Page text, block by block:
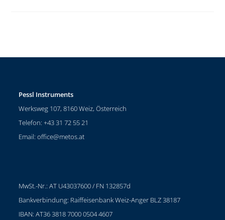
Pessl Instruments
Werksweg 107, 8160 Weiz, Österreich
Telefon: +43 31 72 55 21
Email:office@metos.at
MwSt.-Nr.: AT U43037600 / FN 132857d
Bankverbindung: Raiffeisenbank Weiz-Anger BLZ 38187
IBAN: AT36 3818 7000 0504 4607